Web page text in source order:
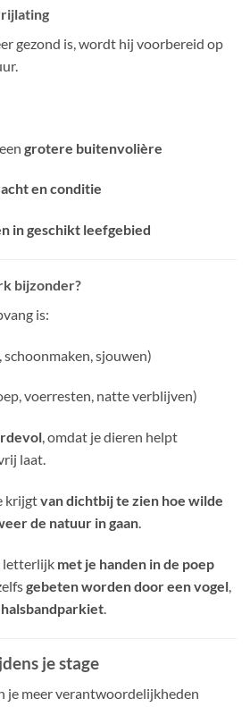
gezond is, wordt hij voorbereid op
grotere buitenvolière
en conditie
in geschikt leefgebied
bijzonder?
is:
sjouwen)
voerresten, natte verblijven)
, omdat je dieren helpt
laat.
krijgtvan dichtbij te zien hoe wilde
de natuur in gaan.
letterlijk met je handen in de poep
gebeten worden door een vogel,
halsbandparkiet.
je stage
je meer verantwoordelijkheden